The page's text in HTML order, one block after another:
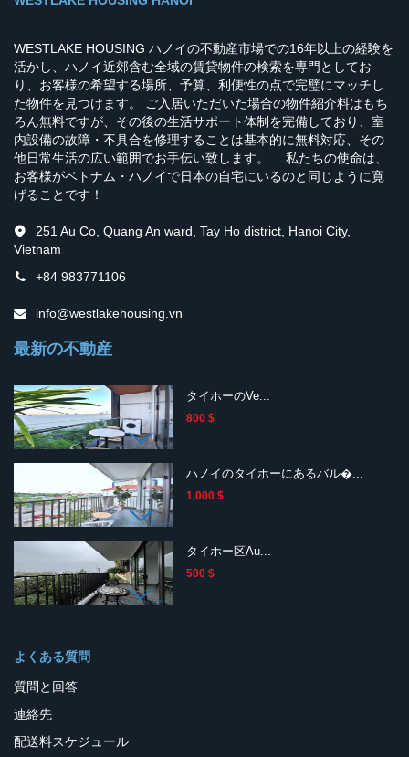
WESTLAKE HOUSING ハノイの不動産市場での16年以上の経験を
活かし、ハノイ近郊含む全域の賃貸物件の検索を専門としてお
り、お客様の希望する場所、予算、利便性の点で完璧にマッチし
た物件を見つけます。 ご入居いただいた場合の物件紹介料はもち
ろん無料ですが、その後の生活サポート体制を完備しており、室
内設備の故障・不具合を修理することは基本的に無料対応、その
他日常生活の広い範囲でお手伝い致します。 私たちの使命は、
お客様がベトナム・ハノイで日本の自宅にいるのと同じように寛
げることです！
251 Au Co, Quang An ward, Tay Ho district, Hanoi City,
Vietnam
+84 983771106
info@westlakehousing.vn
最新の不動産
タイホーのVe...
800 $
ハノイのタイホーにあるバル�...
1,000 $
タイホー区Au...
500 $
よくある質問
質問と回答
連絡先
配送料スケジュール